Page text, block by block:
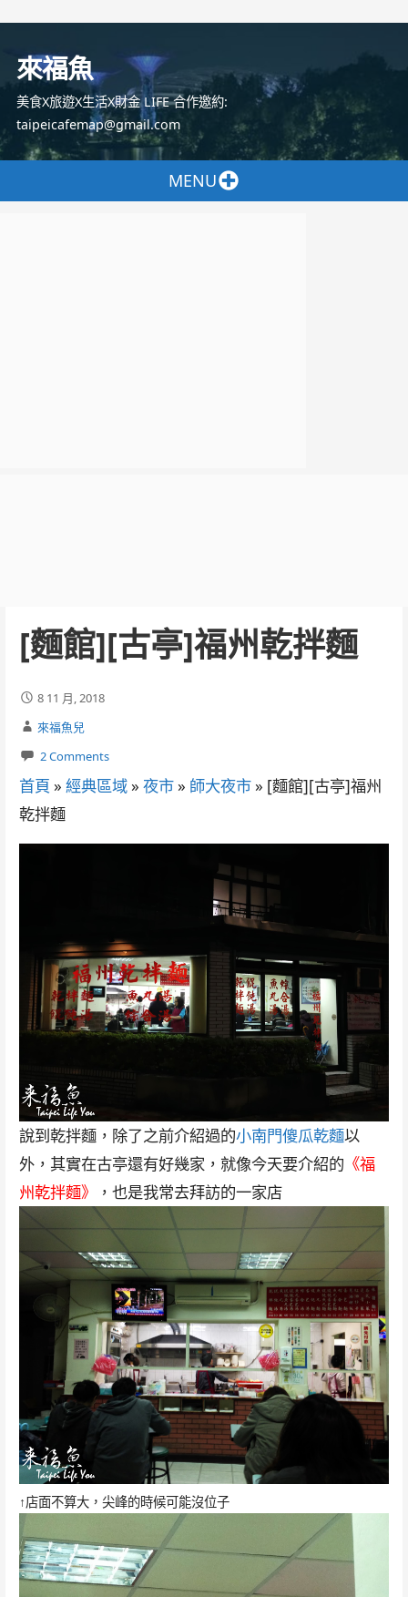
容
來福魚
美食X旅遊X生活X財金 LIFE 合作邀約:
taipeicafemap@gmail.com
MENU
[麵館][古亭]福州乾拌麵
8 11 月, 2018
來福魚兒
2 Comments
首頁 » 經典區域» 夜市» 師大夜市» [麵館][古亭]福州
乾拌麵
說到乾拌麵，除了之前介紹過的小南門傻瓜乾麵以
外，其實在古亭還有好幾家，就像今天要介紹的 《福
州乾拌麵》
，也是我常去拜訪的一家店
↑店面不算大，尖峰的時候可能沒位子